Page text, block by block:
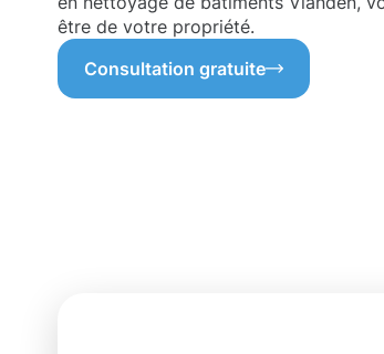
être de votre propriété.
Consultation gratuite